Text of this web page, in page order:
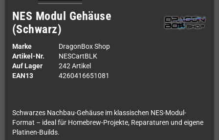
NES Modul Gehäuse
(Schwarz)
Marke
DragonBox Shop
Artikel-Nr.
NESCartBLK
Auf Lager
242 Artikel
EAN13
4260416651081
Schwarzes Nachbau-Gehäuse im klassischen NES-Modul-
Format – ideal für Homebrew-Projekte, Reparaturen und eigene
Platinen-Builds.